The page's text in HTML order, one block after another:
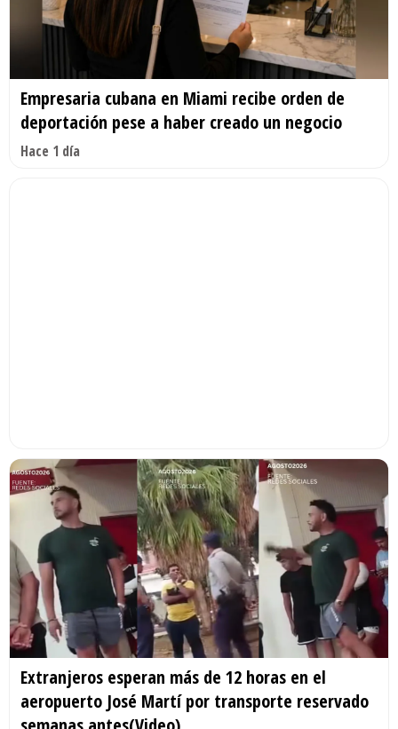
Empresaria cubana en Miami recibe orden de
deportación pese a haber creado un negocio
Hace 1 día
Extranjeros esperan más de 12 horas en el
aeropuerto José Martí por transporte reservado